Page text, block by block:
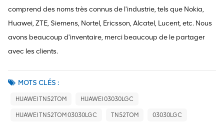
comprend des noms très connus de l'industrie, tels que Nokia,
Huawei, ZTE, Siemens, Nortel, Ericsson, Alcatel, Lucent, etc. Nous
avons beaucoup d'inventaire, merci beaucoup de le partager
avec les clients.
MOTS CLÉS :
HUAWEI TN52TOM HUAWEI 03030LGC
HUAWEI TN52TOM 03030LGC TN52TOM 03030LGC